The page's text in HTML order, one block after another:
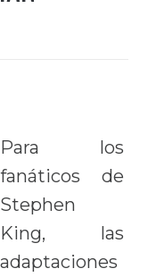
Para los
fanáticos de
Stephen
King, las
adaptaciones